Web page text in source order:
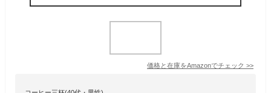
価格と在庫をAmazonでチェック >>